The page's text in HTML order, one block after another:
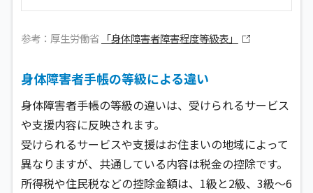
参考：厚生労働省 「身体障害者障害程度等級表」
身体障害者手帳の等級による違い
身体障害者手帳の等級の違いは、受けられるサービス
や支援内容に反映されます。
受けられるサービスや支援はお住まいの地域によって
異なりますが、共通している内容は税金の控除です。
所得税や住民税などの控除金額は、1級と2級、3級〜6